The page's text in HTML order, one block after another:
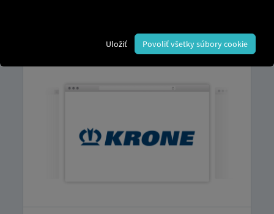
Vysvetlenie, ako si jednoducho pripojiť
vozidlá sami, nájdete v našich podrobných
Uložiť Povoliť všetky súbory cookie